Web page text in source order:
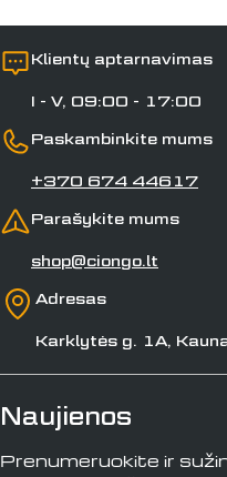
Laukai, pažymėti *,
Klientų aptarnavimas
I - V, 09:00 - 17:00
Paskambinkite mums
+370 674 44617
Parašykite mums
shop@ciongo.lt
Adresas
Karklytės g. 1A,
Naujienos
Prenumeruokite ir